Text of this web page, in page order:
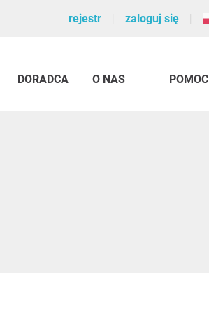
rejestr zaloguj się
DORADCA O NAS POMOC